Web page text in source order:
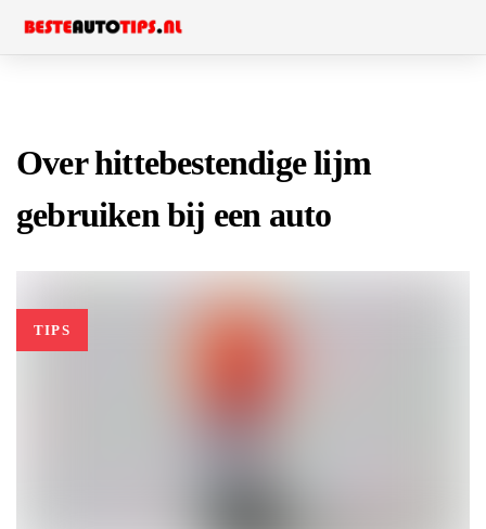
Skip
content
Over hittebestendige lijm
gebruiken bij een auto
TIPS